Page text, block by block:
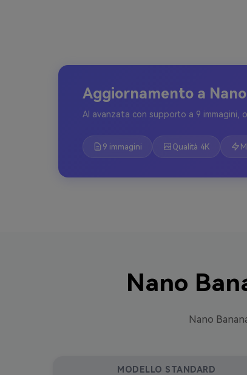
Aggiornamento a
AI avanzata con supporto a 9
9 immagini Qualità 4K
Nano
Nano
MODELLO STANDARD